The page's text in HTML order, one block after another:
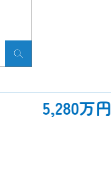
5,280万円